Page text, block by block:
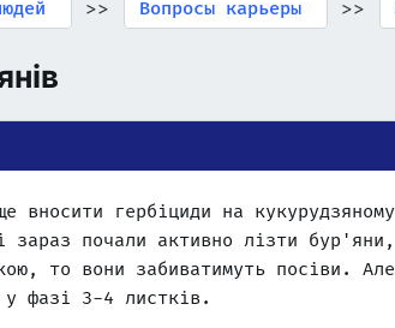
>> Вопросы карьеры >>
гербіциди на
зараз почали активно лізти
то вони забиватимуть посіви.
у фазі 3-4 листків.